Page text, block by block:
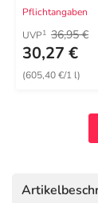
Pflichtangaben
UVP1 36,95 €
30,27 €
(605,40 €/1 l)